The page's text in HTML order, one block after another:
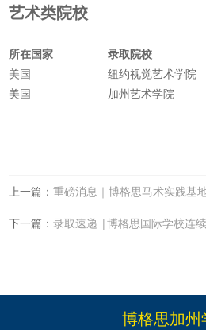
艺术类院校
所在国家 录取院校
美国
纽约视觉艺术学院
美国
加州艺术学院
上一篇：重磅消息｜博格思马术实践基地正式
下一篇：录取速递 |博格思国际学校连续5年如
博格思加州